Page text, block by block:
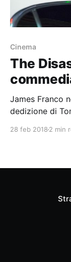
Cinema
The
James Franco
dedizione di
28 feb 2018 2 min